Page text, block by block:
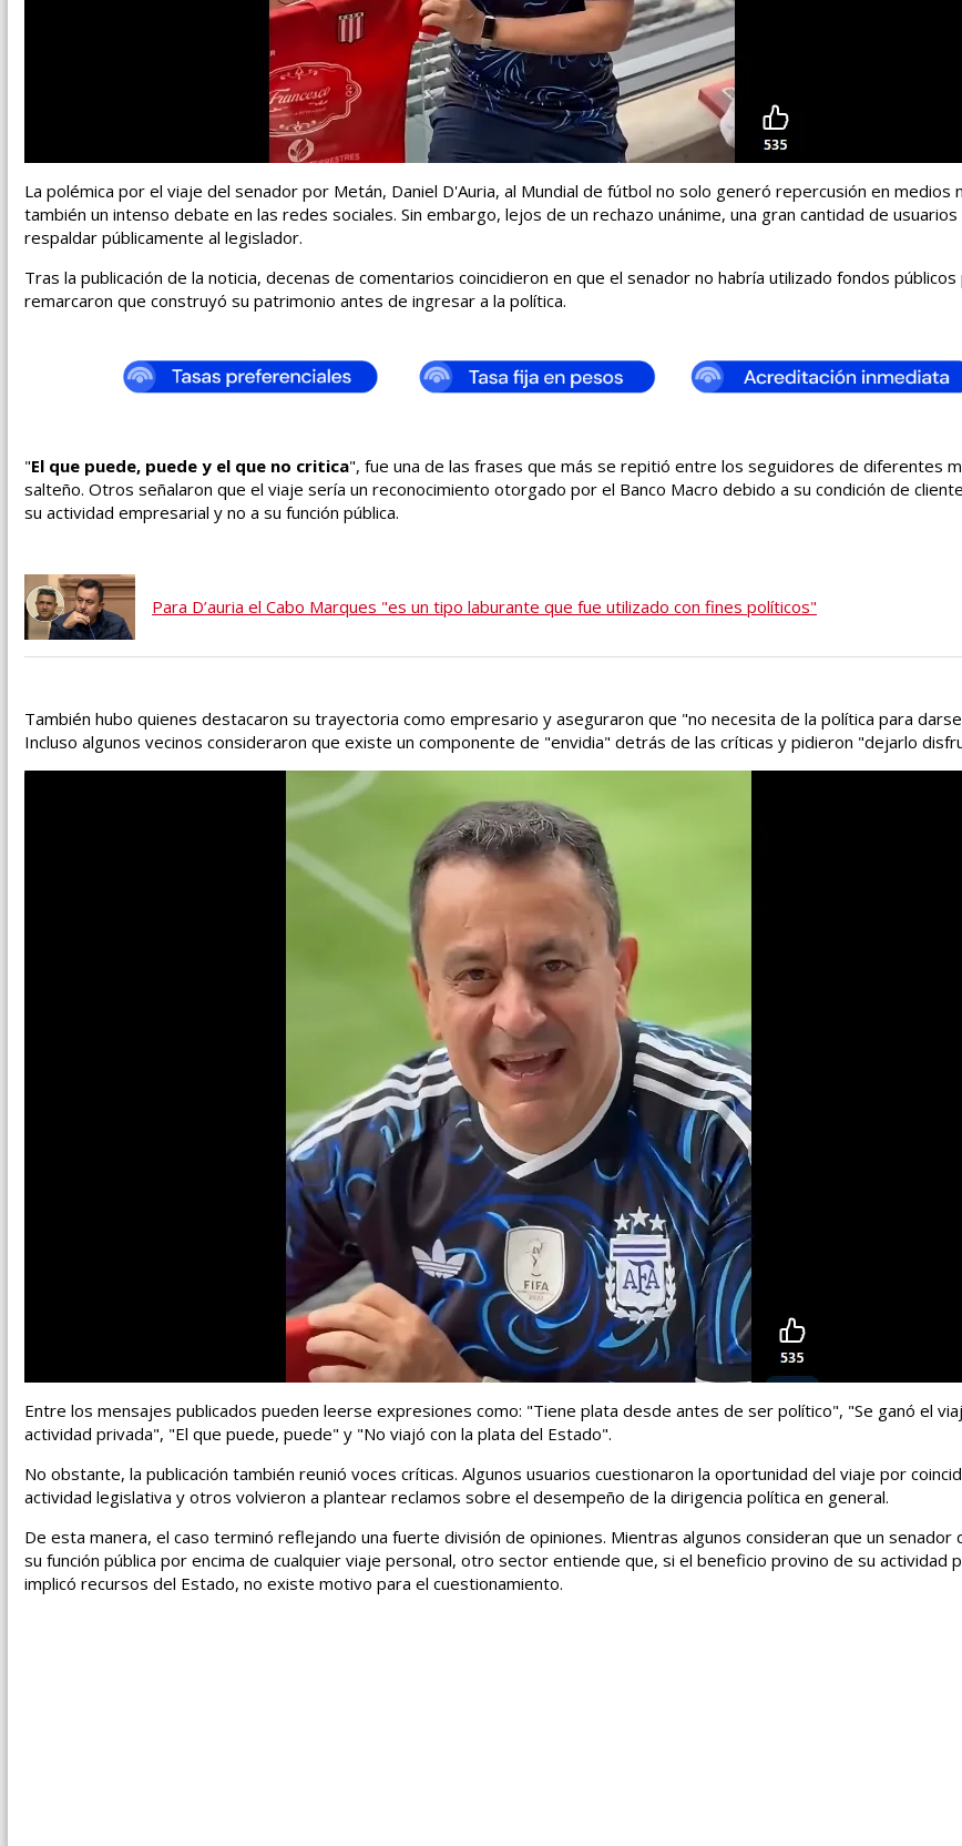
La polémica por el viaje del senador por Metán, Daniel D'Auria, al Mundial de fútbol no solo generó repercusión en medios
también un intenso debate en las redes sociales. Sin embargo, lejos de un rechazo unánime, una gran cantidad de usuarios
respaldar públicamente al legislador.
Tras la publicación de la noticia, decenas de comentarios coincidieron en que el senador no habría utilizado fondos
remarcaron que construyó su patrimonio antes de ingresar a la política.
"El que puede, puede y el que no critica", fue una de las frases que más se repitió entre los seguidores de diferentes
salteño. Otros señalaron que el viaje sería un reconocimiento otorgado por el Banco Macro debido a su condición de
su actividad empresarial y no a su función pública.
Para D’auria el Cabo Marques "es un tipo laburante que fue utilizado con fines políticos"
También hubo quienes destacaron su trayectoria como empresario y aseguraron que "no necesita de la política para
Incluso algunos vecinos consideraron que existe un componente de "envidia" detrás de las críticas y pidieron "dejarlo
Entre los mensajes publicados pueden leerse expresiones como: "Tiene plata desde antes de ser político", "Se ganó el
actividad privada", "El que puede, puede" y "No viajó con la plata del Estado".
No obstante, la publicación también reunió voces críticas. Algunos usuarios cuestionaron la oportunidad del viaje por
actividad legislativa y otros volvieron a plantear reclamos sobre el desempeño de la dirigencia política en general.
De esta manera, el caso terminó reflejando una fuerte división de opiniones. Mientras algunos consideran que un senador
su función pública por encima de cualquier viaje personal, otro sector entiende que, si el beneficio provino de su actividad
implicó recursos del Estado, no existe motivo para el cuestionamiento.